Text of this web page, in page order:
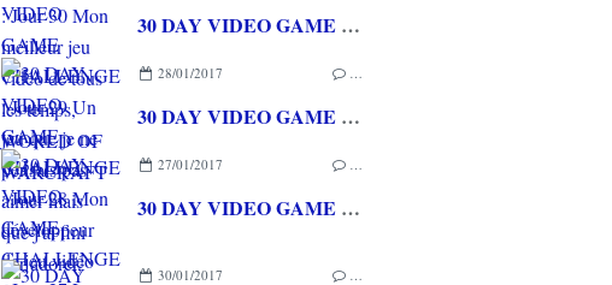
30 DAY VIDEO GAME CHALLENGE : Jour 29 Un jeu que je ne pensais pas aimer mais que j'ai fini par adorer, MASS EFFECT
28/01/2017 …
30 DAY VIDEO GAME CHALLENGE : Jour 28 Mon développeur de jeu vidéo favori, SEGA
27/01/2017 …
30 DAY VIDEO GAME CHALLENGE : Jour 27 La meilleur scène de jeu vidéo, UNCHARTED 4
30/01/2017 …